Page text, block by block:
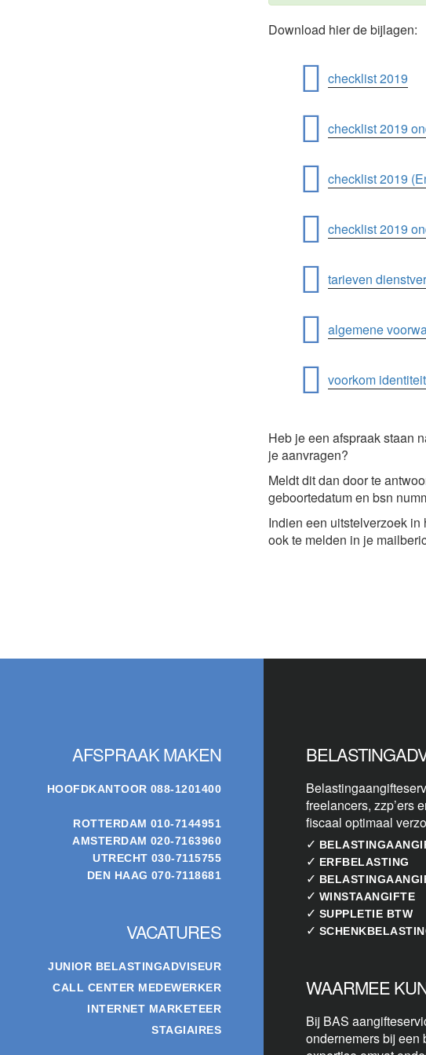
Download hier de bijlagen:
checklist 2019
checklist 2019
checklist 2019
checklist 2019
tarieven
algemene
voorkom
Heb je een afspraak staan
je aanvragen?
Meldt dit dan door te
geboortedatum en bsn
Indien een uitstelverzoek
ook te melden in je
AFSPRAAK MAKEN
HOOFDKANTOOR 088-1201400
ROTTERDAM 010-7144951
AMSTERDAM 020-7163960
UTRECHT 030-7115755
DEN HAAG 070-7118681
VACATURES
JUNIOR BELASTINGADVISEUR
CALL CENTER MEDEWERKER
INTERNET MARKETEER
STAGIAIRES
freelancers, zzp’ers
fiscaal optimaal
✓
✓ ERFBELASTING
✓
✓ WINSTAANGIFTE
✓ SUPPLETIE BTW
✓
WAARMEE
Bij BAS
ondernemers bij een